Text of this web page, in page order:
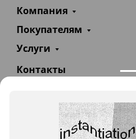
Компания
Покупателям
Услуги
Контакты
info@teploexpert.com
Пн—Сб 09:00 – 18:00